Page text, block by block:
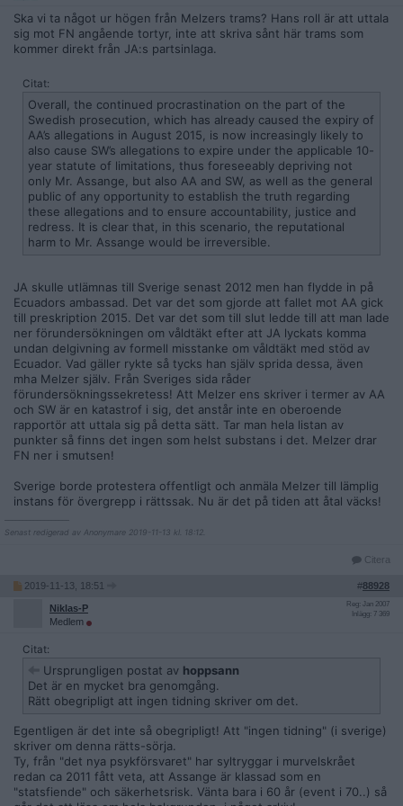
Ska vi ta något ur högen från Melzers trams? Hans roll är att uttala
sig mot FN angående tortyr, inte att skriva sånt här trams som
kommer direkt från JA:s partsinlaga.
Citat:
Overall, the continued procrastination on the part of the
Swedish prosecution, which has already caused the expiry of
AA’s allegations in August 2015, is now increasingly likely to
also cause SW’s allegations to expire under the applicable 10-
year statute of limitations, thus foreseeably depriving not
only Mr. Assange, but also AA and SW, as well as the general
public of any opportunity to establish the truth regarding
these allegations and to ensure accountability, justice and
redress. It is clear that, in this scenario, the reputational
harm to Mr. Assange would be irreversible.
JA skulle utlämnas till Sverige senast 2012 men han flydde in på
Ecuadors ambassad. Det var det som gjorde att fallet mot AA gick
till preskription 2015. Det var det som till slut ledde till att man lade
ner förundersökningen om våldtäkt efter att JA lyckats komma
undan delgivning av formell misstanke om våldtäkt med stöd av
Ecuador. Vad gäller rykte så tycks han själv sprida dessa, även
mha Melzer själv. Från Sveriges sida råder
förundersökningssekretess! Att Melzer ens skriver i termer av AA
och SW är en katastrof i sig, det anstår inte en oberoende
rapportör att uttala sig på detta sätt. Tar man hela listan av
punkter så finns det ingen som helst substans i det. Melzer drar
FN ner i smutsen!
Sverige borde protestera offentligt och anmäla Melzer till lämplig
instans för övergrepp i rättssak. Nu är det på tiden att åtal väcks!
Senast redigerad av Anonymare 2019-11-13 kl. 18:12.
Citera
2019-11-13, 18:51 #88928
Niklas-P
Medlem
Reg: Jan 2007
Inlägg: 7 369
Citat:
Ursprungligen postat av hoppsann
Det är en mycket bra genomgång.
Rätt obegripligt att ingen tidning skriver om det.
Egentligen är det inte så obegripligt! Att "ingen tidning" (i sverige)
skriver om denna rätts-sörja.
Ty, från "det nya psykförsvaret" har syltryggar i murvelskrået
redan ca 2011 fått veta, att Assange är klassad som en
"statsfiende" och säkerhetsrisk. Vänta bara i 60 år (event i 70..) så